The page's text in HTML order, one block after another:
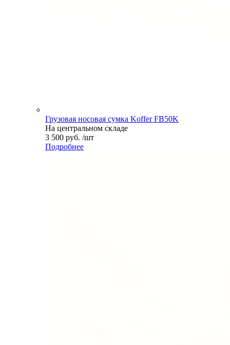
Грузовая носовая сумка Koffer FB50K
На центральном складе
3 500 руб. /шт
Подробнее